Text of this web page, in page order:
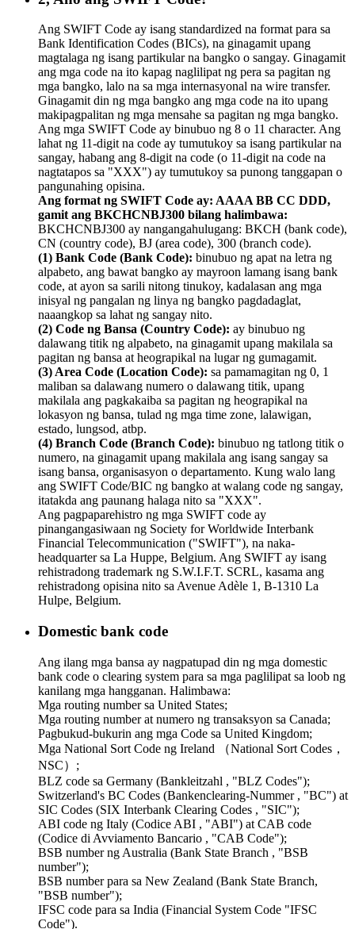
Ang SWIFT Code ay isang standardized na format para sa
Bank Identification Codes (BICs), na ginagamit upang
magtalaga ng isang partikular na bangko o sangay. Ginagamit
ang mga code na ito kapag naglilipat ng pera sa pagitan ng
mga bangko, lalo na sa mga internasyonal na wire transfer.
Ginagamit din ng mga bangko ang mga code na ito upang
makipagpalitan ng mga mensahe sa pagitan ng mga bangko.
Ang mga SWIFT Code ay binubuo ng 8 o 11 character. Ang
lahat ng 11-digit na code ay tumutukoy sa isang partikular na
sangay, habang ang 8-digit na code (o 11-digit na code na
nagtatapos sa "XXX") ay tumutukoy sa punong tanggapan o
pangunahing opisina.
Ang format ng SWIFT Code ay: AAAA BB CC DDD,
gamit ang BKCHCNBJ300 bilang halimbawa:
BKCHCNBJ300 ay nangangahulugang: BKCH (bank code),
CN (country code), BJ (area code), 300 (branch code).
(1) Bank Code (Bank Code): binubuo ng apat na letra ng
alpabeto, ang bawat bangko ay mayroon lamang isang bank
code, at ayon sa sarili nitong tinukoy, kadalasan ang mga
inisyal ng pangalan ng linya ng bangko pagdadaglat,
naaangkop sa lahat ng sangay nito.
(2) Code ng Bansa (Country Code): ay binubuo ng
dalawang titik ng alpabeto, na ginagamit upang makilala sa
pagitan ng bansa at heograpikal na lugar ng gumagamit.
(3) Area Code (Location Code): sa pamamagitan ng 0, 1
maliban sa dalawang numero o dalawang titik, upang
makilala ang pagkakaiba sa pagitan ng heograpikal na
lokasyon ng bansa, tulad ng mga time zone, lalawigan,
estado, lungsod, atbp.
(4) Branch Code (Branch Code): binubuo ng tatlong titik o
numero, na ginagamit upang makilala ang isang sangay sa
isang bansa, organisasyon o departamento. Kung walo lang
ang SWIFT Code/BIC ng bangko at walang code ng sangay,
itatakda ang paunang halaga nito sa "XXX".
Ang pagpaparehistro ng mga SWIFT code ay
pinangangasiwaan ng Society for Worldwide Interbank
Financial Telecommunication ("SWIFT"), na naka-
headquarter sa La Huppe, Belgium. Ang SWIFT ay isang
rehistradong trademark ng S.W.I.F.T. SCRL, kasama ang
rehistradong opisina nito sa Avenue Adèle 1, B-1310 La
Hulpe, Belgium.
Domestic bank code
Ang ilang mga bansa ay nagpatupad din ng mga domestic
bank code o clearing system para sa mga paglilipat sa loob ng
kanilang mga hangganan. Halimbawa:
Mga routing number sa United States;
Mga routing number at numero ng transaksyon sa Canada;
Pagbukud-bukurin ang mga Code sa United Kingdom;
Mga National Sort Code ng Ireland （National Sort Codes，
NSC）;
BLZ code sa Germany (Bankleitzahl , "BLZ Codes");
Switzerland's BC Codes (Bankenclearing-Nummer , "BC") at
SIC Codes (SIX Interbank Clearing Codes , "SIC");
ABI code ng Italy (Codice ABI , "ABI") at CAB code
(Codice di Avviamento Bancario , "CAB Code");
BSB number ng Australia (Bank State Branch , "BSB
number");
BSB number para sa New Zealand (Bank State Branch,
"BSB number");
IFSC code para sa India (Financial System Code "IFSC
Code").